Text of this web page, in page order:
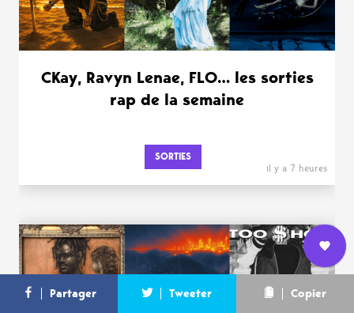
L’équipe
Nous
rejoindre
Newsletter
Partager Tweeter Copier
CKay, Ravyn Lenae, FLO… les sorties
rap de la semaine
SORTIES
il y a 7 heures